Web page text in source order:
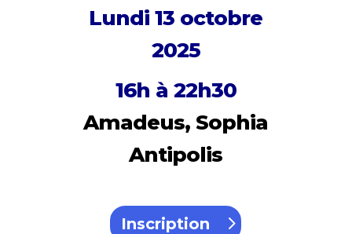
Lundi 13 octobre
2025
16h à 22h30
Amadeus, Sophia
Antipolis
Inscription